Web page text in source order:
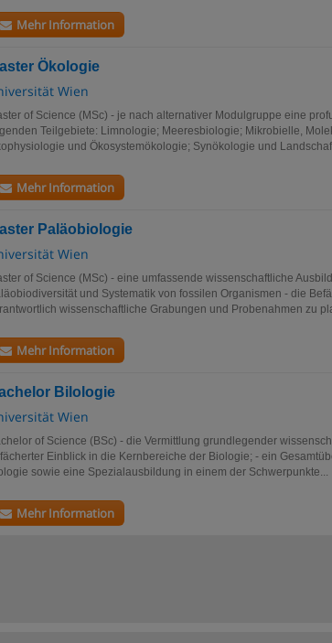
Mehr Information
Ökologie
Wien
of Science (MSc) - je nach alternativer Modulgruppe eine
Teilgebiete: Limnologie; Meeresbiologie; Mikrobielle,
und Ökosystemökologie; Synökologie und
Mehr Information
Paläobiologie
Wien
of Science (MSc) - eine umfassende wissenschaftliche
und Systematik von fossilen Organismen - die
wissenschaftliche Grabungen und Probenahmen zu
Mehr Information
Bilologie
Wien
of Science (BSc) - die Vermittlung grundlegender
Einblick in die Kernbereiche der Biologie; - ein
sowie eine Spezialausbildung in einem der Schwerpunkte...
Mehr Information